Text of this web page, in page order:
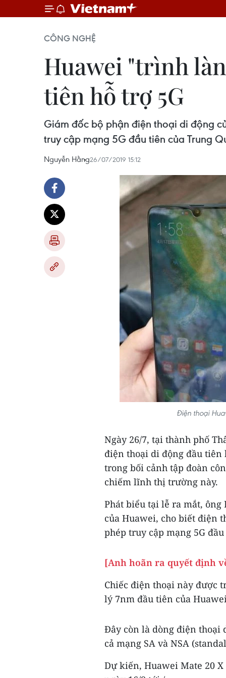
CÔNG NGHỆ
Huawei "trình
tiên hỗ trợ 5G
Giám đốc bộ phận điện thoại di động
truy cập mạng 5G đầu tiên của Trung
Nguyễn Hằng26/07/2019 15:12
Điện thoại
Ngày 26/7, tại thành phố
điện thoại di động đầu
trong bối cảnh tập đoàn
chiếm lĩnh thị trường này.
Phát biểu tại lễ ra mắt, ông
của Huawei, cho biết điện
phép truy cập mạng 5G
[Anh hoãn ra quyết định
Chiếc điện thoại này được
lý 7nm đầu tiên của
Đây còn là dòng điện thoại
cả mạng SA và NSA
Dự kiến, Huawei Mate 20